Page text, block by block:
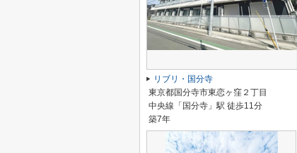
リブリ・国分寺
東京都国分寺市東恋ヶ窪２丁目
中央線「国分寺」駅 徒歩11分
築7年